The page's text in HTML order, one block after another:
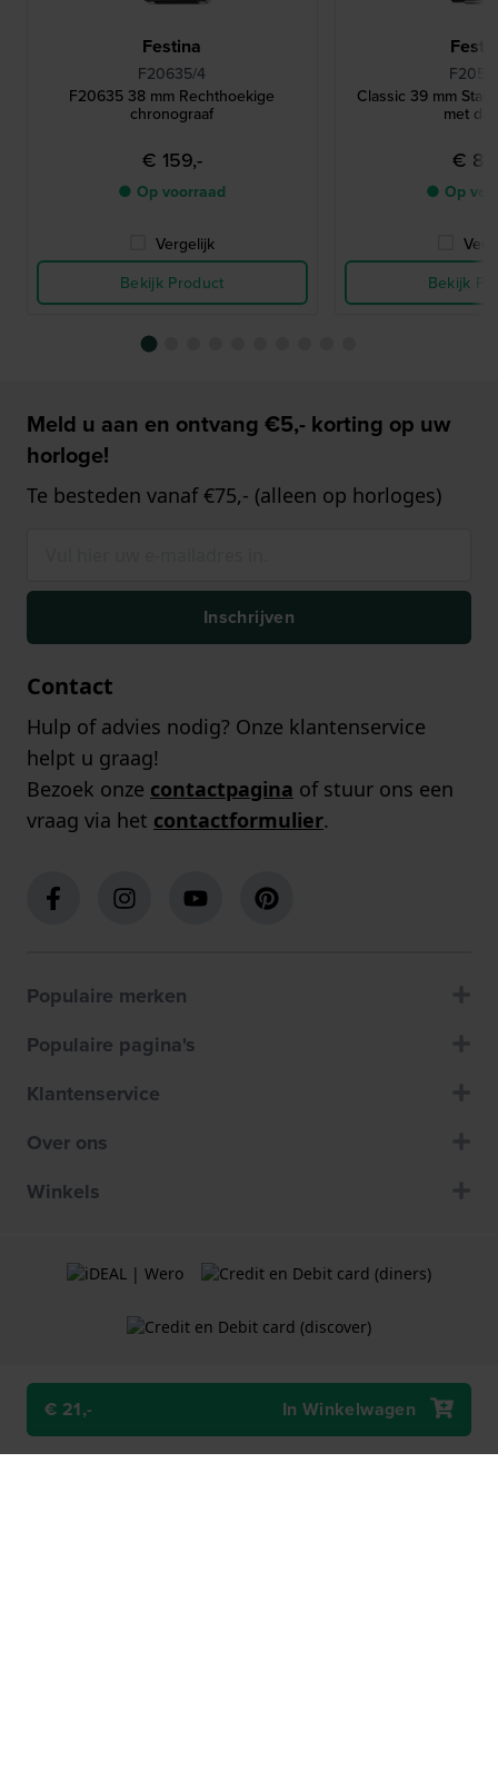
€ 21,- In Winkelwagen
Festina
F20635/4
F20635 38 mm Rechthoekige
chronograaf
€ 159,-
● Op voorraad
Vergelijk
Bekijk Product
Classic 39 mm
met
€
● Op
Bekijk
Meld u aan en ontvang €5,- korting op uw
horloge!
Te besteden vanaf €75,- (alleen op horloges)
Inschrijven
Contact
Hulp of advies nodig? Onze klantenservice
helpt u graag!
Bezoek onze contactpagina of stuur ons een
vraag via het contactformulier.
Populaire merken
Populaire pagina's
Klantenservice
Over ons
Winkels